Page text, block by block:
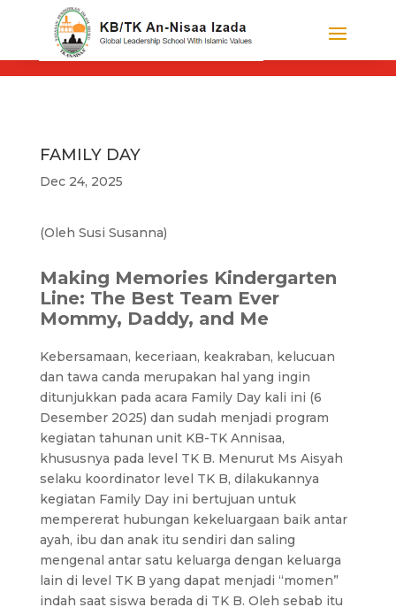
FAMILY DAY
Dec 24, 2025
(Oleh Susi Susanna)
Making Memories Kindergarten
Line: The Best Team Ever
Mommy, Daddy, and Me
Kebersamaan, keceriaan, keakraban, kelucuan
dan tawa canda merupakan hal yang ingin
ditunjukkan pada acara Family Day kali ini (6
Desember 2025) dan sudah menjadi program
kegiatan tahunan unit KB-TK Annisaa,
khususnya pada level TK B. Menurut Ms Aisyah
selaku koordinator level TK B, dilakukannya
kegiatan Family Day ini bertujuan untuk
mempererat hubungan kekeluargaan baik antar
ayah, ibu dan anak itu sendiri dan saling
mengenal antar satu keluarga dengan keluarga
lain di level TK B yang dapat menjadi “momen”
indah saat siswa berada di TK B. Oleh sebab itu